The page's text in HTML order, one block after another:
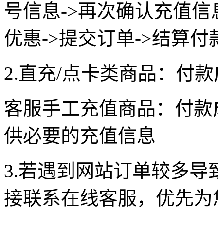
号信息->再次确认充值
优惠->提交订单->结算付
2.直充/点卡类商品：付
客服手工充值商品：付
供必要的充值信息
3.若遇到网站订单较多
接联系在线客服，优先为